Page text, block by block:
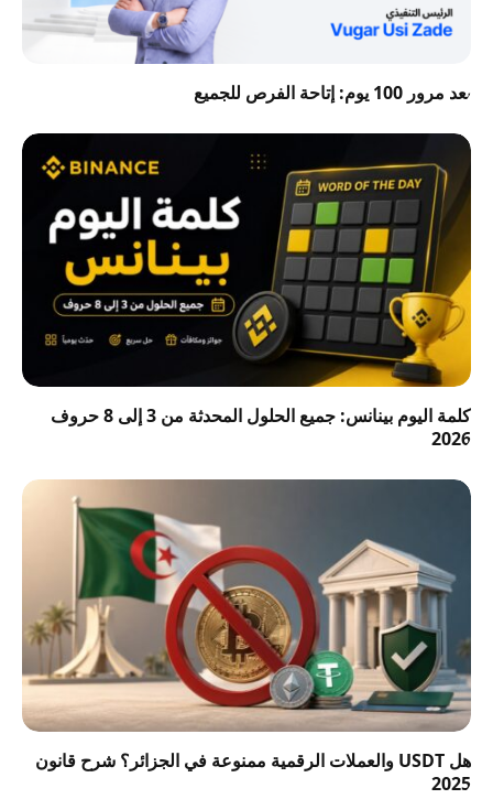
بعد مرور 100 يوم: إتاحة الفرص للجميع
كلمة اليوم بينانس: جميع الحلول المحدثة من 3 إلى 8 حروف
2026
هل USDT والعملات الرقمية ممنوعة في الجزائر؟ شرح قانون
2025